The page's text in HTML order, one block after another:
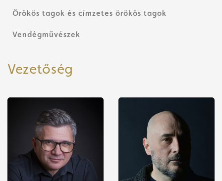
Örökös tagok és címzetes örökös tagok
Vendégművészek
Vezetőség